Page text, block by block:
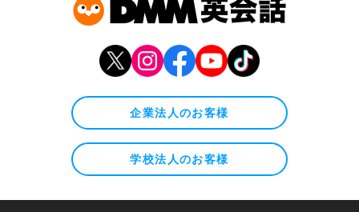
企業法人のお客様
学校法人のお客様